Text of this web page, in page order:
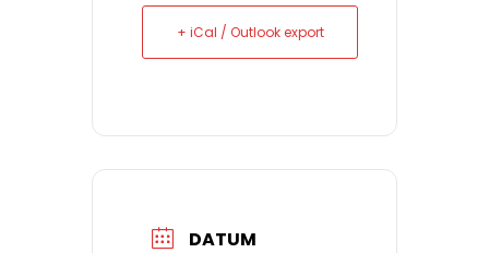
+ iCal / Outlook export
DATUM